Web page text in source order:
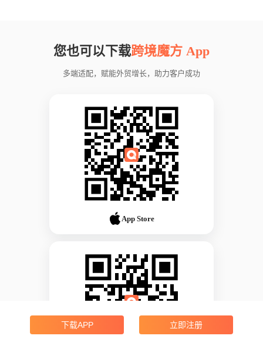
您也可以下载跨境魔方 App
多端适配，赋能外贸增长，助力客户成功
App Store
下载APP 立即注册